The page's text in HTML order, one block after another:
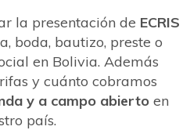
la presentación de ECRIS
boda, bautizo, preste o
en Bolivia. Además
y cuánto cobramos
y a campo abierto en
país.